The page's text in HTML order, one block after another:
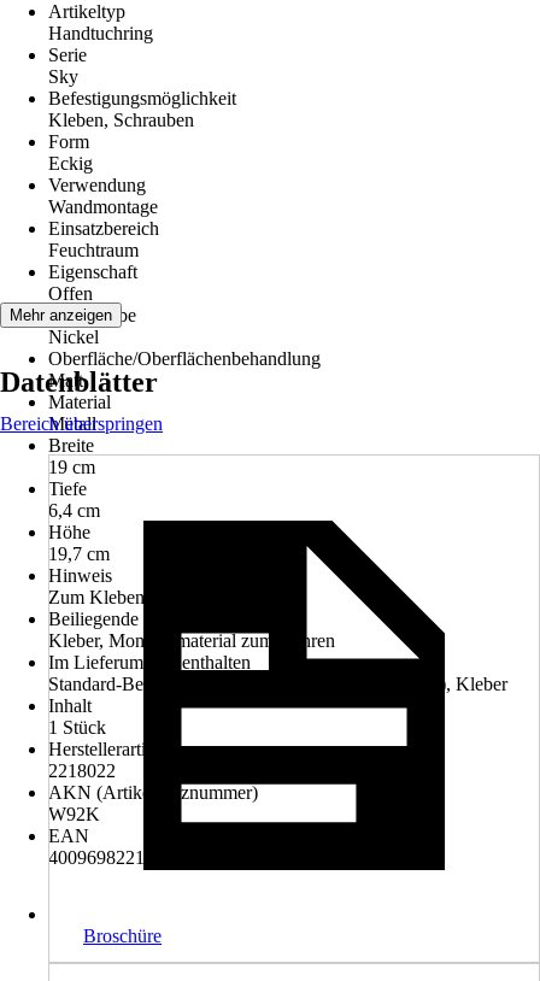
Artikeltyp
Handtuchring
Serie
Sky
Befestigungsmöglichkeit
Kleben, Schrauben
Form
Eckig
Verwendung
Wandmontage
Einsatzbereich
Feuchtraum
Eigenschaft
Offen
Grundfarbe
Nickel
Oberfläche/Oberflächenbehandlung
Matt
Material
Metall
Breite
19 cm
Tiefe
6,4 cm
Höhe
19,7 cm
Hinweis
Zum Kleben oder Bohren
Beiliegende Befestigung
Kleber, Montagematerial zum Bohren
Im Lieferumfang enthalten
Standard-Befestigungsmaterial (Schrauben + Dübel), Kleber
Inhalt
1 Stück
Herstellerartikelnummer
2218022
AKN (Artikelkurznummer)
W92K
EAN
4009698221434
Mehr anzeigen
Datenblätter
Bereich überspringen
Broschüre